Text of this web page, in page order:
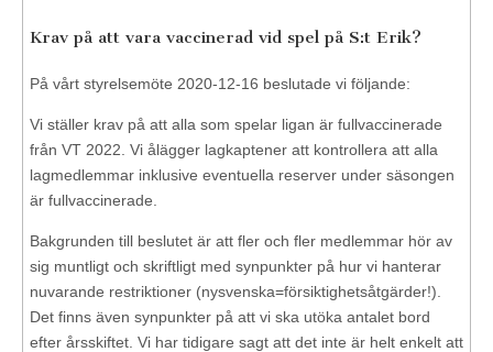
Krav på att vara vaccinerad vid spel på S:t Erik?
På vårt styrelsemöte 2020-12-16 beslutade vi följande:
Vi ställer krav på att alla som spelar ligan är fullvaccinerade
från VT 2022. Vi ålägger lagkaptener att kontrollera att alla
lagmedlemmar inklusive eventuella reserver under säsongen
är fullvaccinerade.
Bakgrunden till beslutet är att fler och fler medlemmar hör av
sig muntligt och skriftligt med synpunkter på hur vi hanterar
nuvarande restriktioner (nysvenska=försiktighetsåtgärder!).
Det finns även synpunkter på att vi ska utöka antalet bord
efter årsskiftet. Vi har tidigare sagt att det inte är helt enkelt att